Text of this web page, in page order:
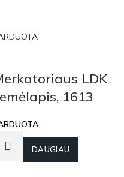
LDK
1613
DAUGIAU